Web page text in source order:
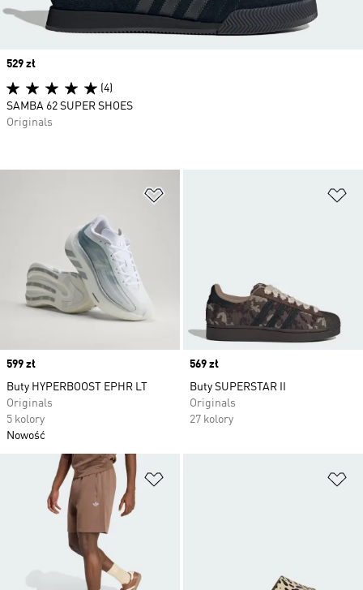
Price
599 zł
Buty HYPERBOOST EPHR LT
Originals
5 kolory
Nowość
Price
569 zł
Buty SUPERSTAR II
Originals
27 kolory
Price
529 zł
(4)
SAMBA 62 SUPER SHOES
Originals